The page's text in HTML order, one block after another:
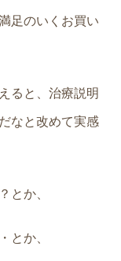
足のいくお買い
ると、治療説明
なと改めて実感
とか、
とか、